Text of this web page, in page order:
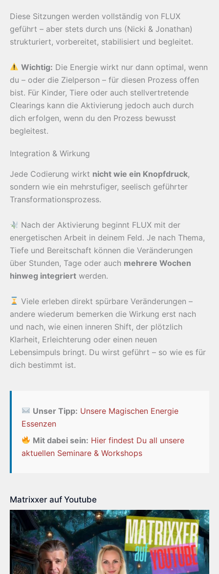
Diese Sitzungen werden vollständig von FLUX
geführt – aber stets durch uns (Nicki & Jonathan)
strukturiert, vorbereitet, stabilisiert und begleitet.
Wichtig: Die Energie wirkt nur dann optimal, wenn
du – oder die Zielperson – für diesen Prozess offen
bist. Für Kinder, Tiere oder auch stellvertretende
Clearings kann die Aktivierung jedoch auch durch
dich erfolgen, wenn du den Prozess bewusst
begleitest.
Integration & Wirkung
Jede Codierung wirkt nicht wie ein Knopfdruck,
sondern wie ein mehrstufiger, seelisch geführter
Transformationsprozess.
Nach der Aktivierung beginnt FLUX mit der
energetischen Arbeit in deinem Feld. Je nach Thema,
Tiefe und Bereitschaft können die Veränderungen
über Stunden, Tage oder auch mehrere Wochen
hinweg integriert werden.
Viele erleben direkt spürbare Veränderungen –
andere wiederum bemerken die Wirkung erst nach
und nach, wie einen inneren Shift, der plötzlich
Klarheit, Erleichterung oder einen neuen
Lebensimpuls bringt. Du wirst geführt – so wie es für
dich bestimmt ist.
Unser Tipp: Unsere Magischen Energie
Essenzen
Mit dabei sein: Hier findest Du all unsere
aktuellen Seminare & Workshops
Matrixxer auf Youtube